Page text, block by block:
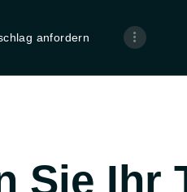
anfordern
Sie Ihr